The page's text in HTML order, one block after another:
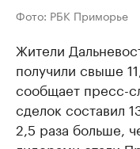
Фото: РБК Приморье
Жители
получили свыше
сообщает пресс-
сделок составил
2,5 раза больше,